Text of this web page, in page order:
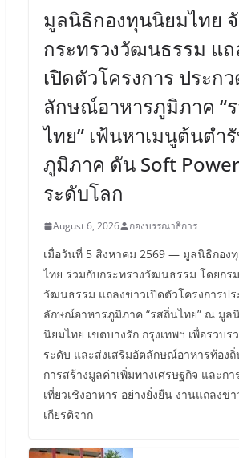
มูลนิธิกองทุนนิยมไทย
กระทรวงวัฒนธรรม แถ
เปิดตัวโครงการ ประก
ลักษณ์อาหารภูมิภาค “
ไทย” เฟ้นหาเมนูต้นตำ
ภูมิภาค ดัน Soft
ระดับโลก
August 6, 2026 กองบรรณาธิการ
เมื่อวันที่ 5 สิงหาคม 2569 — มูลนิธิกอง
ไทย ร่วมกับกระทรวงวัฒนธรรม โดยกร
วัฒนธรรม แถลงข่าวเปิดตัวโครงการปร
ลักษณ์อาหารภูมิภาค “รสถิ่นไทย” ณ มูล
นิยมไทย เขตบางรัก กรุงเทพฯ เพื่อรวบร
ระดับ และส่งเสริมอัตลักษณ์อาหารท้องถิ่
การสร้างมูลค่าเพิ่มทางเศรษฐกิจ และกา
เที่ยวเชิงอาหาร อย่างยั่งยืน งานแถลงข่
เกียรติจาก